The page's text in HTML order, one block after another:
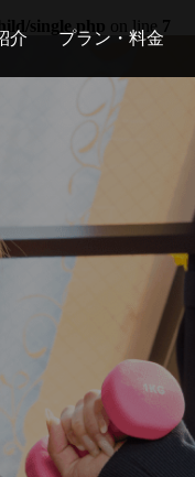
single.php on line 7
介 プラン・料金